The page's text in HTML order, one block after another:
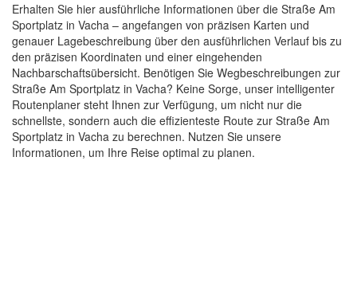
Erhalten Sie hier ausführliche Informationen über die Straße Am
Sportplatz in Vacha – angefangen von präzisen Karten und
genauer Lagebeschreibung über den ausführlichen Verlauf bis zu
den präzisen Koordinaten und einer eingehenden
Nachbarschaftsübersicht. Benötigen Sie Wegbeschreibungen zur
Straße Am Sportplatz in Vacha? Keine Sorge, unser intelligenter
Routenplaner steht Ihnen zur Verfügung, um nicht nur die
schnellste, sondern auch die effizienteste Route zur Straße Am
Sportplatz in Vacha zu berechnen. Nutzen Sie unsere
Informationen, um Ihre Reise optimal zu planen.